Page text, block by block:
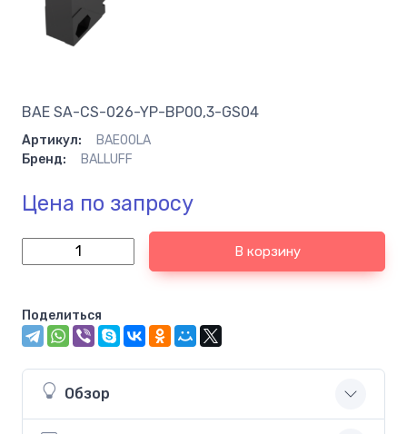
BAE SA-CS-026-YP-BP00,3-GS04
Артикул:
BAE00LA
Бренд:
BALLUFF
Цена по запросу
В корзину
Поделиться
Обзор